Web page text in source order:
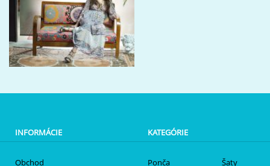
INFORMÁCIE
Obchod
KATEGÓRIE
Ponča Šaty